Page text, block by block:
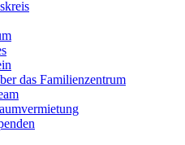
das Familienzentrum